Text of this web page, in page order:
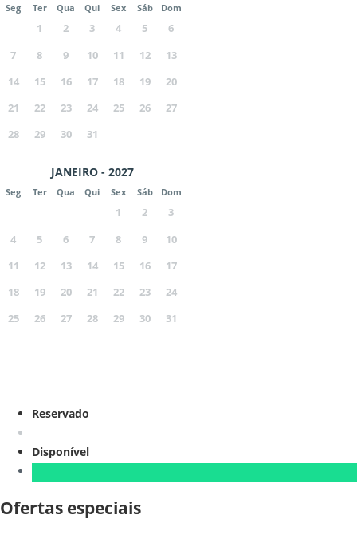
Seg Ter Qua Qui Sex Sáb Dom
1 2 3 4 5
6
7
8 9 10 11 12
13
14
15 16 17 18 19
20
21
22 23 24 25 26
27
28
29 30 31
JANEIRO - 2027
Seg Ter Qua Qui Sex Sáb Dom
1 2
3
4
5 6 7 8 9
10
11
12 13 14 15 16
17
18
19 20 21 22 23
24
25
26 27 28 29 30 31
Reservado
Disponível
Ofertas especiais